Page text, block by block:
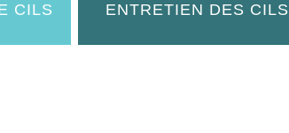
CILS ENTRETIEN DES CILS